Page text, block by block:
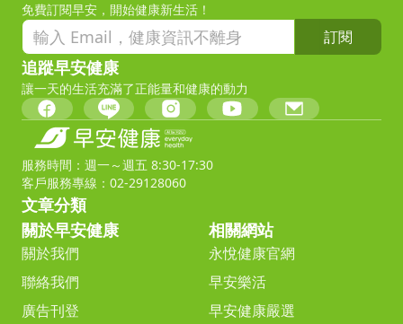
免費訂閱早安，開始健康新生活！
訂閱
追蹤早安健康
讓一天的生活充滿了正能量和健康的動力
服務時間：週一～週五 8:30-17:30
客戶服務專線：02-29128060
文章分類
關於早安健康
關於我們
聯絡我們
廣告刊登
相關網站
永悅健康官網
早安樂活
早安健康嚴選